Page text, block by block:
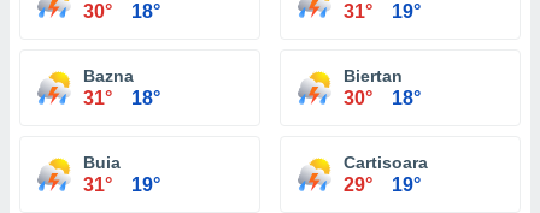
30° 18° 31° 19°
Bazna
31° 18°
Biertan
30° 18°
Buia
31° 19°
Cartisoara
29° 19°